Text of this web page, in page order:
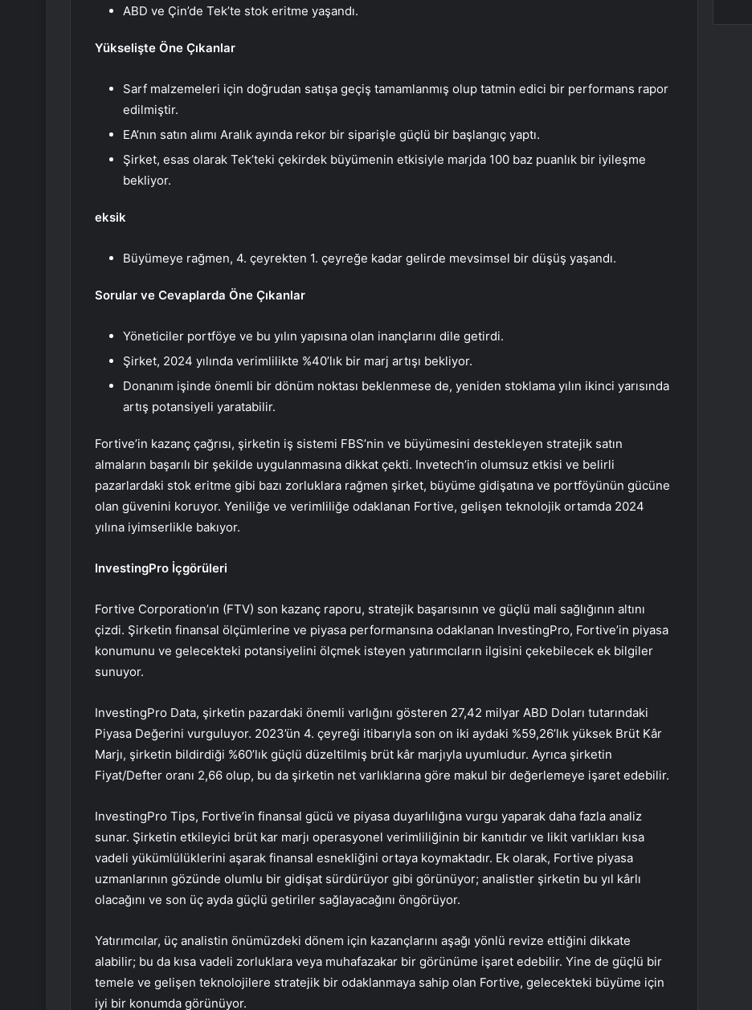
ABD ve Çin’de Tek’te stok eritme yaşandı.
Yükselişte Öne Çıkanlar
Sarf malzemeleri için doğrudan satışa geçiş tamamlanmış olup tatmin edici bir performans rapor
edilmiştir.
EA’nın satın alımı Aralık ayında rekor bir siparişle güçlü bir başlangıç ​​yaptı.
Şirket, esas olarak Tek’teki çekirdek büyümenin etkisiyle marjda 100 baz puanlık bir iyileşme
bekliyor.
eksik
Büyümeye rağmen, 4. çeyrekten 1. çeyreğe kadar gelirde mevsimsel bir düşüş yaşandı.
Sorular ve Cevaplarda Öne Çıkanlar
Yöneticiler portföye ve bu yılın yapısına olan inançlarını dile getirdi.
Şirket, 2024 yılında verimlilikte %40’lık bir marj artışı bekliyor.
Donanım işinde önemli bir dönüm noktası beklenmese de, yeniden stoklama yılın ikinci yarısında
artış potansiyeli yaratabilir.
Fortive’in kazanç çağrısı, şirketin iş sistemi FBS’nin ve büyümesini destekleyen stratejik satın
almaların başarılı bir şekilde uygulanmasına dikkat çekti. Invetech’in olumsuz etkisi ve belirli
pazarlardaki stok eritme gibi bazı zorluklara rağmen şirket, büyüme gidişatına ve portföyünün gücüne
olan güvenini koruyor. Yeniliğe ve verimliliğe odaklanan Fortive, gelişen teknolojik ortamda 2024
yılına iyimserlikle bakıyor.
InvestingPro İçgörüleri
Fortive Corporation’ın (FTV) son kazanç raporu, stratejik başarısının ve güçlü mali sağlığının altını
çizdi. Şirketin finansal ölçümlerine ve piyasa performansına odaklanan InvestingPro, Fortive’in piyasa
konumunu ve gelecekteki potansiyelini ölçmek isteyen yatırımcıların ilgisini çekebilecek ek bilgiler
sunuyor.
InvestingPro Data, şirketin pazardaki önemli varlığını gösteren 27,42 milyar ABD Doları tutarındaki
Piyasa Değerini vurguluyor. 2023’ün 4. çeyreği itibarıyla son on iki aydaki %59,26’lık yüksek Brüt Kâr
Marjı, şirketin bildirdiği %60’lık güçlü düzeltilmiş brüt kâr marjıyla uyumludur. Ayrıca şirketin
Fiyat/Defter oranı 2,66 olup, bu da şirketin net varlıklarına göre makul bir değerlemeye işaret edebilir.
InvestingPro Tips, Fortive’in finansal gücü ve piyasa duyarlılığına vurgu yaparak daha fazla analiz
sunar. Şirketin etkileyici brüt kar marjı operasyonel verimliliğinin bir kanıtıdır ve likit varlıkları kısa
vadeli yükümlülüklerini aşarak finansal esnekliğini ortaya koymaktadır. Ek olarak, Fortive piyasa
uzmanlarının gözünde olumlu bir gidişat sürdürüyor gibi görünüyor; analistler şirketin bu yıl kârlı
olacağını ve son üç ayda güçlü getiriler sağlayacağını öngörüyor.
Yatırımcılar, üç analistin önümüzdeki dönem için kazançlarını aşağı yönlü revize ettiğini dikkate
alabilir; bu da kısa vadeli zorluklara veya muhafazakar bir görünüme işaret edebilir. Yine de güçlü bir
temele ve gelişen teknolojilere stratejik bir odaklanmaya sahip olan Fortive, gelecekteki büyüme için
iyi bir konumda görünüyor.